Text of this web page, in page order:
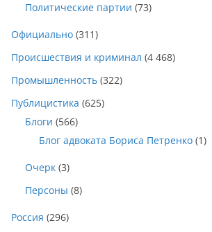
Политические партии (73)
Официально (311)
Происшествия и криминал (4 468)
Промышленность (322)
Публицистика (625)
Блоги (566)
Блог адвоката Бориса Петренко (1)
Очерк (3)
Персоны (8)
Россия (296)